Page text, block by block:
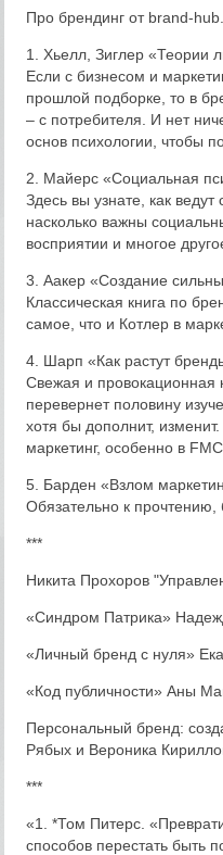
Про брендинг от brand-
1. Хьелл, Зиглер «Теории
Если с бизнесом и
прошлой подборке, то в
– с потребителя. И нет
основ психологии, чтобы
2. Майерс «Социальная
Здесь вы узнате, как
насколько важны
восприятии и многое
3. Аакер «Создание
Классическая книга по
самое, что и Котлер в
4. Шарп «Как растут
Свежая и провокационная
перевернет половину
хотя бы дополнит,
маркетинг, особенно в
5. Барден «Взлом
Обязательно к прочтению,
***
Никита Прохоров
«Синдром Патрика»
«Личный бренд с нуля»
«Код публичности» Аны
Персональный бренд:
Рябых и Вероника
***
«1. *Том Питерс.
способов перестать быть